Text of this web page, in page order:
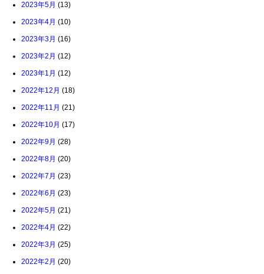
2023年5月 (13)
2023年4月 (10)
2023年3月 (16)
2023年2月 (12)
2023年1月 (12)
2022年12月 (18)
2022年11月 (21)
2022年10月 (17)
2022年9月 (28)
2022年8月 (20)
2022年7月 (23)
2022年6月 (23)
2022年5月 (21)
2022年4月 (22)
2022年3月 (25)
2022年2月 (20)